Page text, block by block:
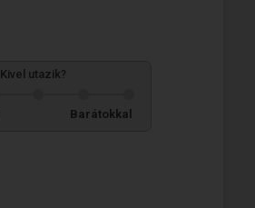
Kivel utazik?
Barátokkal